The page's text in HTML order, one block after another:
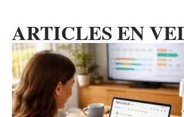
ARTICLES EN